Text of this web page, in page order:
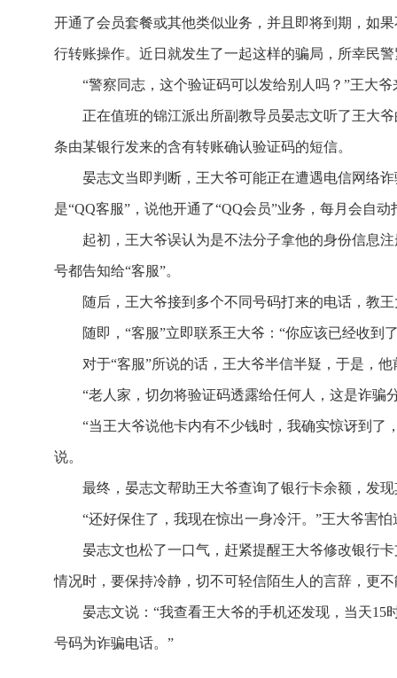
开通了会员套餐或其他类似业务，并且即将到期，如
行转账操作。近日就发生了一起这样的骗局，所幸民
“警察同志，这个验证码可以发给别人吗？”王大
正在值班的锦江派出所副教导员晏志文听了王大
条由某银行发来的含有转账确认验证码的短信。
晏志文当即判断，王大爷可能正在遭遇电信网络
是“QQ客服”，说他开通了“QQ会员”业务，每月会自
起初，王大爷误认为是不法分子拿他的身份信息
号都告知给“客服”。
随后，王大爷接到多个不同号码打来的电话，教
随即，“客服”立即联系王大爷：“你应该已经收到
对于“客服”所说的话，王大爷半信半疑，于是，
“老人家，切勿将验证码透露给任何人，这是诈骗
“当王大爷说他卡内有不少钱时，我确实惊讶到了
说。
最终，晏志文帮助王大爷查询了银行卡余额，发
“还好保住了，我现在惊出一身冷汗。”王大爷害怕
晏志文也松了一口气，赶紧提醒王大爷修改银行
情况时，要保持冷静，切不可轻信陌生人的言辞，更
晏志文说：“我查看王大爷的手机还发现，当天
号码为诈骗电话。”